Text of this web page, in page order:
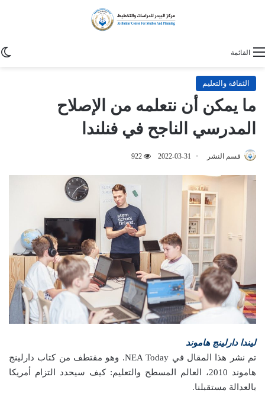
القائمة
الثقافة والتعليم
ما يمكن أن نتعلمه من الإصلاح
المدرسي الناجح في فنلندا
قسم النشر 2022-03-31
922
ليندا دارلينج هاموند
تم نشر هذا المقال في NEA Today. وهو مقتطف من كتاب دارلينج
هاموند 2010، العالم المسطح والتعليم: كيف سيحدد التزام أمريكا
بالعدالة مستقبلنا.